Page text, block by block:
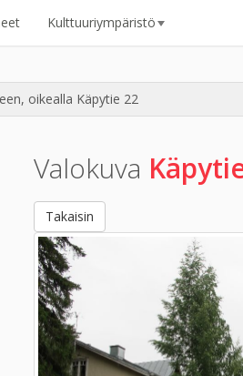
Kulttuuriympäristö
oikealla Käpytie 22
Valokuva
Takaisin